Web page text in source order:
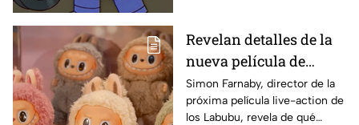
Revelan detalles de la
nueva película de
Labubu: de qué tratará
y cuándo se estrena
Simon Farnaby, director de la
próxima película live-action de
los Labubu, revela de qué